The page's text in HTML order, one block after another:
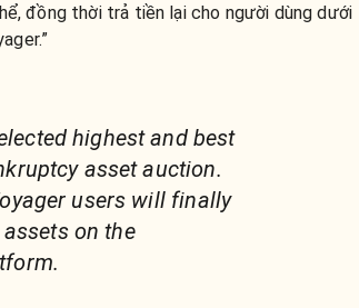
đồng thời trả tiền lại cho người dùng dưới
highest and best
asset auction.
users will finally
on the